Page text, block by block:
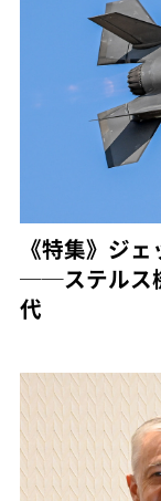
《特集》ジ
──ステルス
代